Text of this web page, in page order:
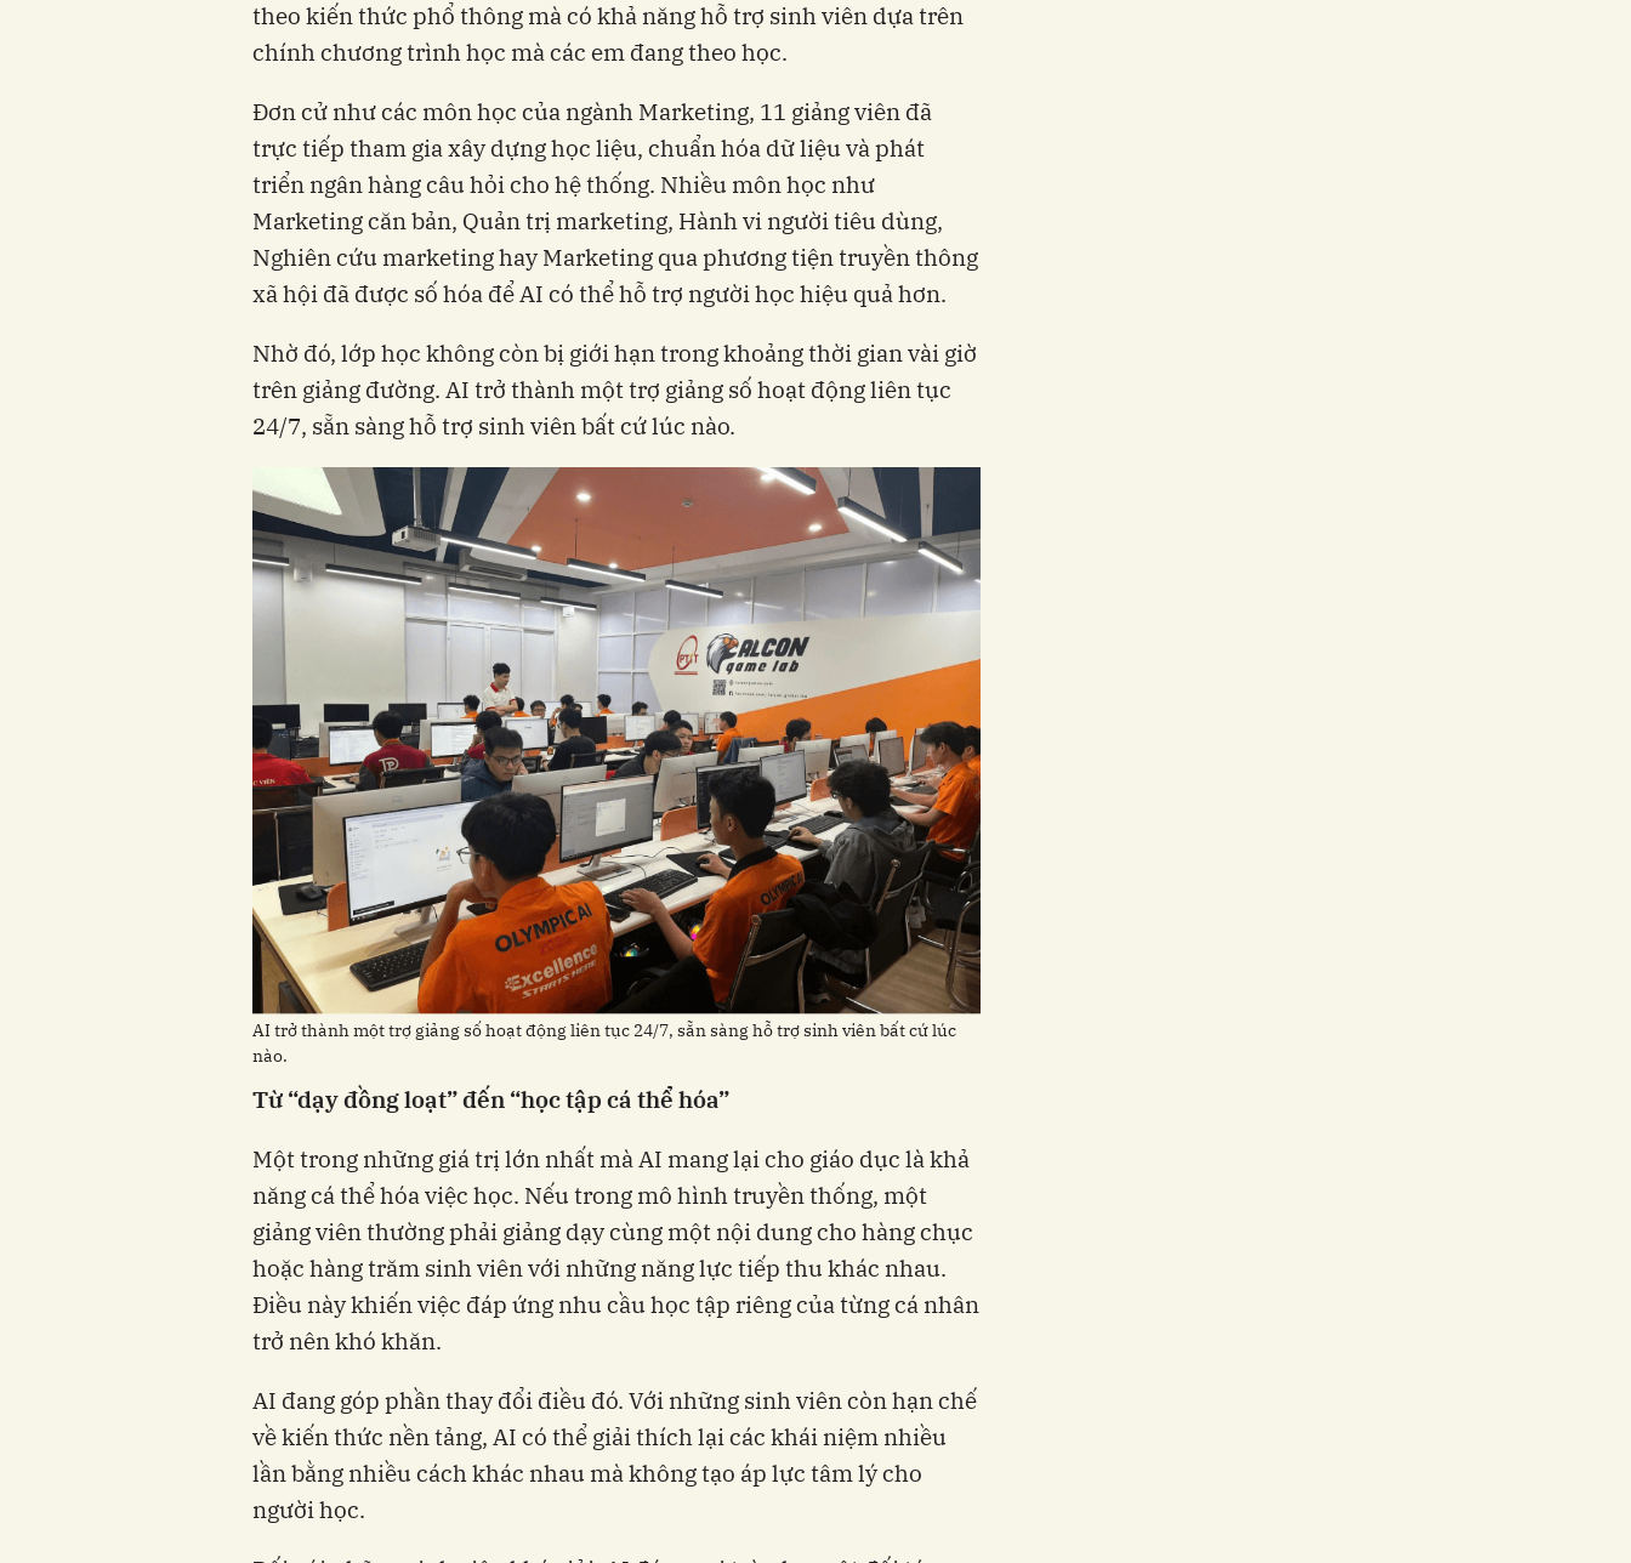
theo kiến thức phổ thông mà có khả năng hỗ trợ sinh viên dựa trên
chính chương trình học mà các em đang theo học.
Đơn cử như các môn học của ngành Marketing, 11 giảng viên đã
trực tiếp tham gia xây dựng học liệu, chuẩn hóa dữ liệu và phát
triển ngân hàng câu hỏi cho hệ thống. Nhiều môn học như
Marketing căn bản, Quản trị marketing, Hành vi người tiêu dùng,
Nghiên cứu marketing hay Marketing qua phương tiện truyền thông
xã hội đã được số hóa để AI có thể hỗ trợ người học hiệu quả hơn.
Nhờ đó, lớp học không còn bị giới hạn trong khoảng thời gian vài giờ
trên giảng đường. AI trở thành một trợ giảng số hoạt động liên tục
24/7, sẵn sàng hỗ trợ sinh viên bất cứ lúc nào.
AI trở thành một trợ giảng số hoạt động liên tục 24/7, sẵn sàng hỗ trợ sinh viên bất cứ lúc
nào.
Từ “dạy đồng loạt” đến “học tập cá thể hóa”
Một trong những giá trị lớn nhất mà AI mang lại cho giáo dục là khả
năng cá thể hóa việc học. Nếu trong mô hình truyền thống, một
giảng viên thường phải giảng dạy cùng một nội dung cho hàng chục
hoặc hàng trăm sinh viên với những năng lực tiếp thu khác nhau.
Điều này khiến việc đáp ứng nhu cầu học tập riêng của từng cá nhân
trở nên khó khăn.
AI đang góp phần thay đổi điều đó. Với những sinh viên còn hạn chế
về kiến thức nền tảng, AI có thể giải thích lại các khái niệm nhiều
lần bằng nhiều cách khác nhau mà không tạo áp lực tâm lý cho
người học.